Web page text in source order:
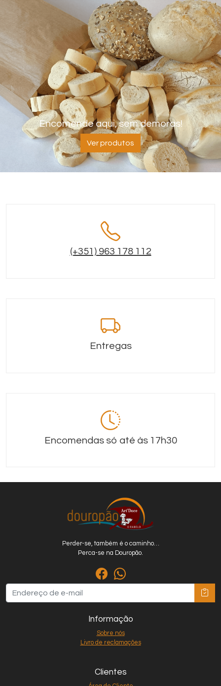
Encomende aqui, sem demoras!
Ver produtos
(+351) 963 178 112
Entregas
Encomendas só até às 17h30
Perder-se, também é o caminho…
Perca-se na Douropão.
Informação
Sobre nós
Livro de reclamações
Clientes